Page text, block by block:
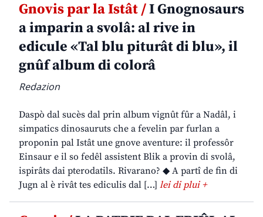
Gnovis par la Istât /I Gnognosaurs
a imparin a svolâ: al rive in
edicule «Tal blu piturât di blu», il
gnûf album di colorâ
Redazion
Daspò dal sucès dal prin album vignût fûr a Nadâl, i
simpatics dinosauruts che a fevelin par furlan a
proponin pal Istât une gnove aventure: il professôr
Einsaur e il so fedêl assistent Blik a provin di svolâ,
ispirâts dai pterodatils. Rivarano? ◆ A partî de fin di
Jugn al è rivât tes ediculis dal […] lei di plui +